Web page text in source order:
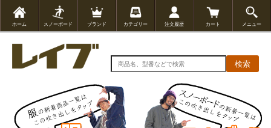
ホーム スノーボード ブランド カテゴリー 注文履歴 カート メニュー
検索